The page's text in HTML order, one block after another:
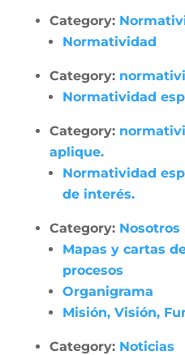
Category:
Normatividad
Category:
Normatividad
Category:
aplique.
Normatividad
de interés.
Category: Nosotros
Mapas y cartas
procesos
Organigrama
Misión, Visión,
Category: Noticias